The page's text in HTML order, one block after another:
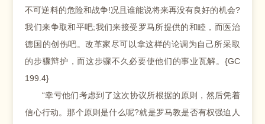
不可逆料的危险和战争!况且谁能说将来再没有良好的机会?
我们来争取和平吧;我们来接受罗马所提供的和睦，而医治
德国的创伤吧。改革家尽可以拿这样的论调为自己所采取
的步骤辩护，而这步骤不久必要使他们的事业瓦解。{GC
199.4}
“幸亏他们考虑到了这次协议所根据的原则，然后凭着
信心行动。那个原则是什么呢?就是罗马教是否有权强迫人